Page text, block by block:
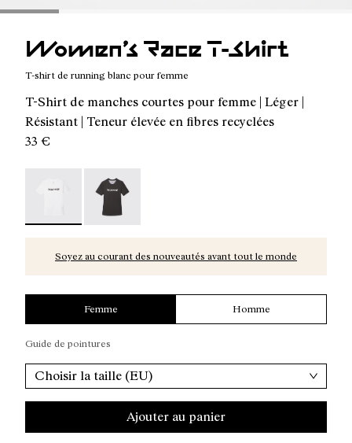
Women’s Race T-Shirt
T-shirt de running blanc pour femme
T-Shirt de manches courtes pour femme | Léger |
Résistant | Teneur élevée en fibres recyclées
33 €
Women’s Race T-Shirt - N1CWTS1-002 - T-shirt de
Women’s Race T-Shirt - N1CWTS1-001
Soyez au courant des nouveautés avant tout le monde
Femme Homme
Guide de pointures
Choisir la taille (EU)
Ajouter au panier